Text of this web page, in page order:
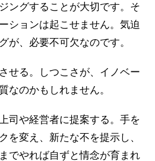
ングすることが大切です。そ
ションは起こせません。気迫
が、必要不可欠なのです。
せる。しつこさが、イノベー
なのかもしれません。
司や経営者に提案する。手を
を変え、新たな不を提示し、
でやれば自ずと情念が育まれ